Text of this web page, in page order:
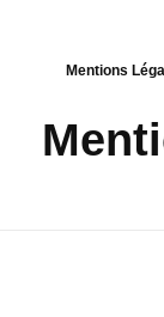
Mentions